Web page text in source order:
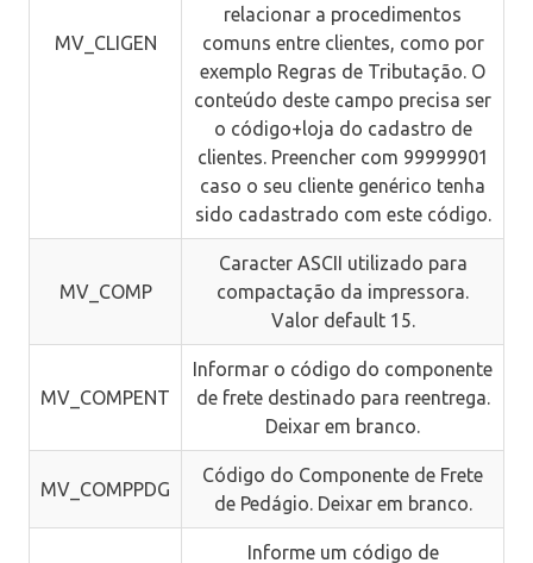
MV_CLIGEN
relacionar a procedimentos
comuns entre clientes, como por
exemplo Regras de Tributação. O
conteúdo deste campo precisa ser
o código+loja do cadastro de
clientes. Preencher com 99999901
caso o seu cliente genérico tenha
sido cadastrado com este código.
MV_COMP
Caracter ASCII utilizado para
compactação da impressora.
Valor default 15.
MV_COMPENT
Informar o código do componente
de frete destinado para reentrega.
Deixar em branco.
MV_COMPPDG
Código do Componente de Frete
de Pedágio. Deixar em branco.
Informe um código de